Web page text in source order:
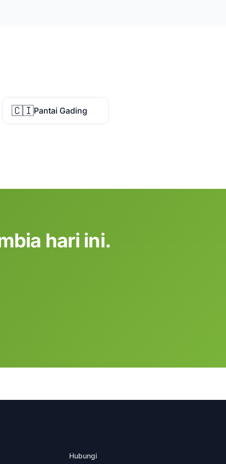
🇨🇮Pantai Gading
hari ini.
Hubungi